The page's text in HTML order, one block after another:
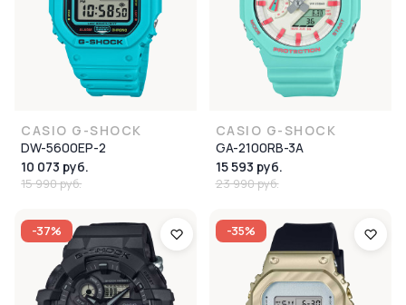
CASIO G-SHOCK
DW-5600EP-2
10 073 руб.
15 990 руб.
CASIO G-SHOCK
GA-2100RB-3A
15 593 руб.
23 990 руб.
-37% -35%